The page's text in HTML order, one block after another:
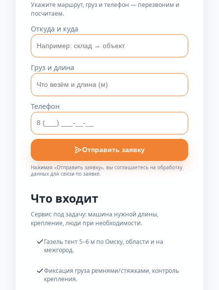
Быстрый расчёт
стоимости
Укажите маршрут, груз и телефон — перезвоним и
Откуда и куда
Груз и длина
Телефон
Отправить заявку
данных для связи по заявке.
Что входит
Сервис под задачу: машина нужной длины,